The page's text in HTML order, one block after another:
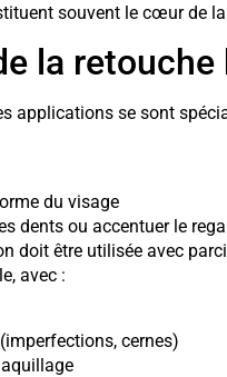
souvent le cœur de
la
applications se sont
du visage
dents ou accentuer le
doit être utilisée avec
avec :
cernes)